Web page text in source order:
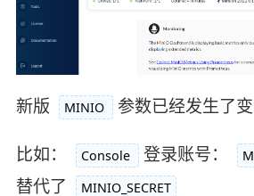
新版 MINIO 参数已经发生了变
比如： Console 登录账号：
替代了 MINIO_SECRET